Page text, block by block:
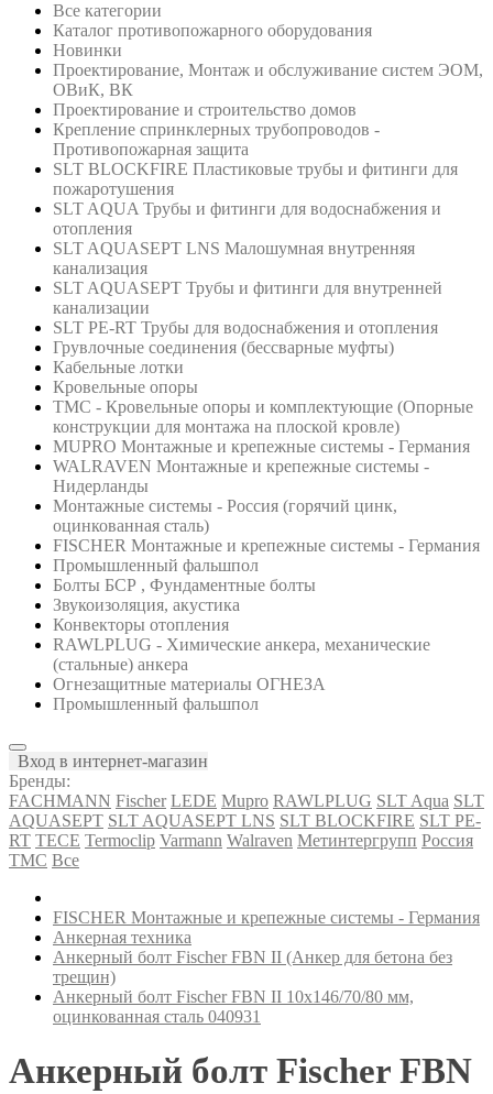
Все категории
Каталог противопожарного оборудования
Новинки
Проектирование, Монтаж и обслуживание систем ЭОМ,
ОВиК, ВК
Проектирование и строительство домов
Крепление спринклерных трубопроводов -
Противопожарная защита
SLT BLOCKFIRE Пластиковые трубы и фитинги для
пожаротушения
SLT AQUA Трубы и фитинги для водоснабжения и
отопления
SLT AQUASEPT LNS Малошумная внутренняя
канализация
SLT AQUASEPT Трубы и фитинги для внутренней
канализации
SLT PE-RT Трубы для водоснабжения и отопления
Грувлочные соединения (бессварные муфты)
Кабельные лотки
Кровельные опоры
ТМС - Кровельные опоры и комплектующие (Опорные
конструкции для монтажа на плоской кровле)
MUPRO Монтажные и крепежные системы - Германия
WALRAVEN Монтажные и крепежные системы -
Нидерланды
Монтажные системы - Россия (горячий цинк,
оцинкованная сталь)
FISCHER Монтажные и крепежные системы - Германия
Промышленный фальшпол
Болты БСР , Фундаментные болты
Звукоизоляция, акустика
Конвекторы отопления
RAWLPLUG - Химические анкера, механические
(стальные) анкера
Огнезащитные материалы ОГНЕЗА
Промышленный фальшпол
Вход в интернет-магазин
Бренды:
FACHMANN Fischer LEDE Mupro RAWLPLUG SLT Aqua SLT
AQUASEPT SLT AQUASEPT LNS SLT BLOCKFIRE SLT PE-
RT TECE Termoclip Varmann Walraven Метинтергрупп Россия
ТМС Все
FISCHER Монтажные и крепежные системы - Германия
Анкерная техника
Анкерный болт Fischer FBN II (Анкер для бетона без
трещин)
Анкерный болт Fischer FBN II 10х146/70/80 мм,
оцинкованная сталь 040931
Анкерный болт Fischer FBN